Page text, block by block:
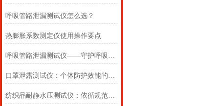
呼吸管路泄漏测试仪怎么选？
热膨胀系数测定仪使用操作要点
呼吸管路泄漏测试仪——守护呼吸类医疗器械安全的精密检测方案
口罩泄露测试仪：个体防护效能的科学评估仪器
纺织品耐静水压测试仪：依循规范，精准测防渗